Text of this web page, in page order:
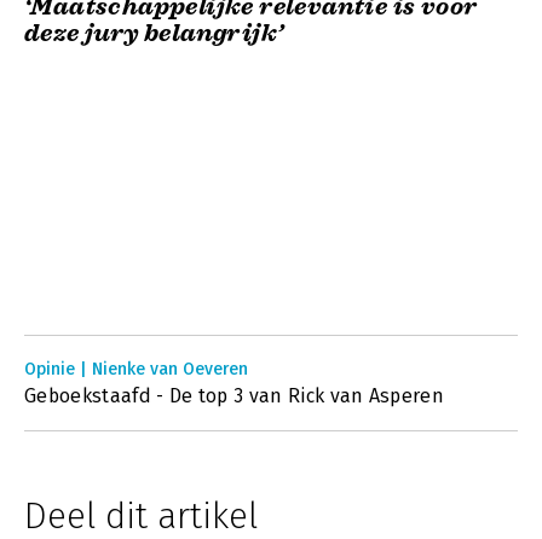
‘Maatschappelijke relevantie is voor
deze jury belangrijk’
Opinie | Nienke van Oeveren
Geboekstaafd - De top 3 van Rick van Asperen
Deel dit artikel